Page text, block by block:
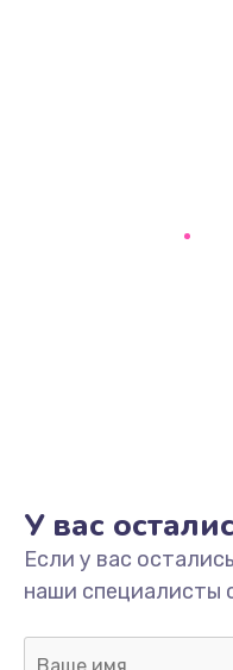
У вас
Если у вас
наши специалисты